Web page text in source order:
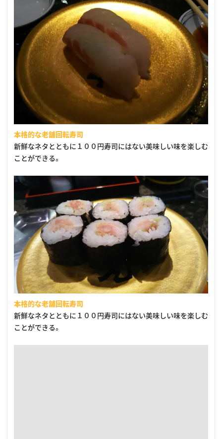
本格的な老舗回転寿司
新鮮なネタとともに１００円寿司にはない美味しい味を楽しむ
ことができる。
本格的な老舗回転寿司
新鮮なネタとともに１００円寿司にはない美味しい味を楽しむ
ことができる。